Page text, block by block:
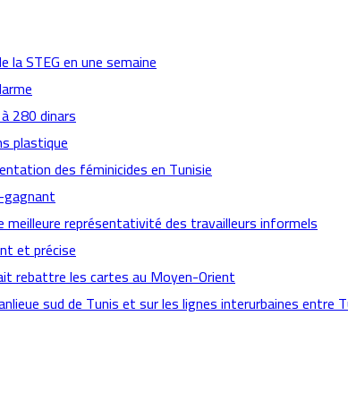
STEG en une semaine
280 dinars
plastique
des féminicides en Tunisie
meilleure représentativité des travailleurs informels
et précise
rebattre les cartes au Moyen-Orient
sud de Tunis et sur les lignes interurbaines entre